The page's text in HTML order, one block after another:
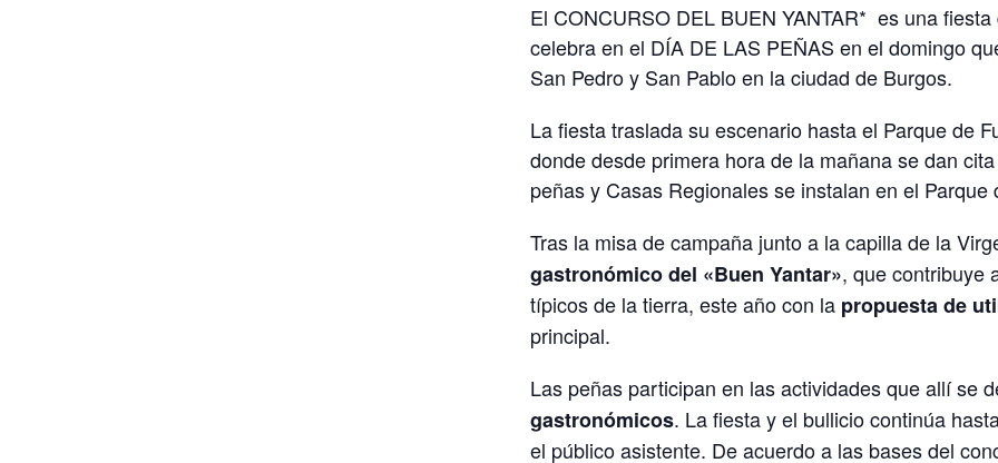
El CONCURSO DEL BUEN YANTAR* es una
celebra en el DÍA DE LAS PEÑAS en el domingo
San Pedro y San Pablo en la ciudad de Burgos.
La fiesta traslada su escenario hasta el Parque de
donde desde primera hora de la mañana se dan
peñas y Casas Regionales se instalan en el Parque
Tras la misa de campaña junto a la capilla de la
gastronómico del «Buen Yantar», que contribuye
típicos de la tierra, este año con la propuesta de
principal.
Las peñas participan en las actividades que allí se
gastronómicos. La fiesta y el bullicio continúa
el público asistente. De acuerdo a las bases del